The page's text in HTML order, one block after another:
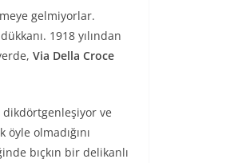
gelmiyorlar.
1918 yılından
Via Della Croce
dikdörtgenleşiyor ve
olmadığını
bıçkın bir delikanlı